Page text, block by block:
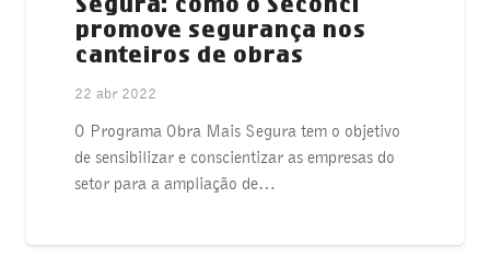
promove segurança nos
canteiros de obras
22 abr 2022
O Programa Obra Mais Segura tem o objetivo
de sensibilizar e conscientizar as empresas do
setor para a ampliação de…